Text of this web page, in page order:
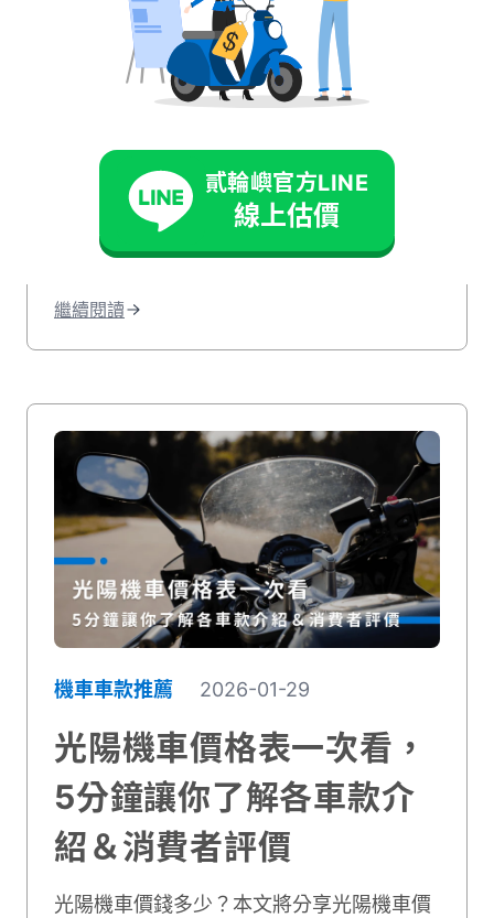
貳輪嶼官方LINE
線上估價
三陽機車價格表 2026 版
看這篇！11 款熱門車型總
整理！
最新三陽機車價格表2026這裡看！本文整理
了多款三陽SYM機車車型的特色與價目表，
從經典款到熱門款機車通通有，幫助你一次
用便宜的價格買機車，千萬別錯過！
繼續閱讀
機車車款推薦 2026-01-29
光陽機車價格表一次看，
5分鐘讓你了解各車款介
紹＆消費者評價
光陽機車價錢多少？本文將分享光陽機車價